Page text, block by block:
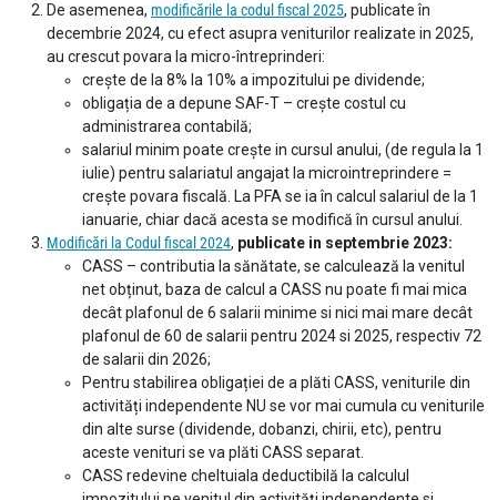
De asemenea, modificările la codul fiscal 2025, publicate în
decembrie 2024, cu efect asupra veniturilor realizate in 2025,
au crescut povara la micro-întreprinderi:
crește de la 8% la 10% a impozitului pe dividende;
obligația de a depune SAF-T – crește costul cu
administrarea contabilă;
salariul minim poate crește in cursul anului, (de regula la 1
iulie) pentru salariatul angajat la microintreprindere =
crește povara fiscală. La PFA se ia în calcul salariul de la 1
ianuarie, chiar dacă acesta se modifică în cursul anului.
Modificări la Codul fiscal 2024, publicate in septembrie 2023:
CASS – contributia la sănătate, se calculează la venitul
net obținut, baza de calcul a CASS nu poate fi mai mica
decât plafonul de 6 salarii minime si nici mai mare decât
plafonul de 60 de salarii pentru 2024 si 2025, respectiv 72
de salarii din 2026;
Pentru stabilirea obligației de a plăti CASS, veniturile din
activități independente NU se vor mai cumula cu veniturile
din alte surse (dividende, dobanzi, chirii, etc), pentru
aceste venituri se va plăti CASS separat.
CASS redevine cheltuiala deductibilă la calculul